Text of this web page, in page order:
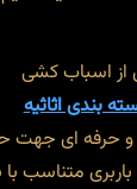
از اسباب کشی
بندی اثاثیه
و حرفه ای جهت
متناسب با